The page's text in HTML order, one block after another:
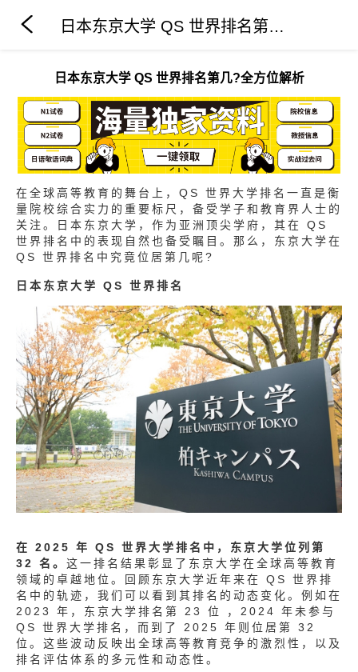
日本东京大学 QS 世界排名第几?全方位解析
日本东京大学 QS 世界排名第几?全方位解析
在全球高等教育的舞台上，QS 世界大学排名一直是衡
量院校综合实力的重要标尺，备受学子和教育界人士的
关注。日本东京大学，作为亚洲顶尖学府，其在 QS
世界排名中的表现自然也备受瞩目。那么，东京大学在
QS 世界排名中究竟位居第几呢?
日本东京大学 QS 世界排名
在 2025 年 QS 世界大学排名中，东京大学位列第
32 名。 这一排名结果彰显了东京大学在全球高等教育
领域的卓越地位。回顾东京大学近年来在 QS 世界排
名中的轨迹，我们可以看到其排名的动态变化。例如在
2023 年，东京大学排名第 23 位 ，2024 年未参与
QS 世界大学排名，而到了 2025 年则位居第 32
位。这些波动反映出全球高等教育竞争的激烈性，以及
排名评估体系的多元性和动态性。